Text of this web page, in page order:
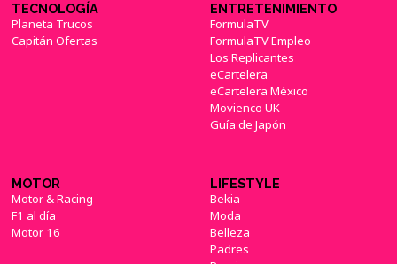
TECNOLOGÍA
Planeta Trucos
Capitán Ofertas
ENTRETENIMIENTO
FormulaTV
FormulaTV Empleo
Los Replicantes
eCartelera
eCartelera México
Movienco UK
Guía de Japón
MOTOR
Motor & Racing
F1 al día
Motor 16
LIFESTYLE
Bekia
Moda
Belleza
Padres